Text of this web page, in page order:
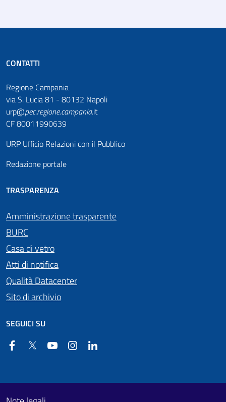
CONTATTI
Regione Campania
via S. Lucia 81 - 80132 Napoli
urp@pec.regione.campania.it
CF 80011990639
URP Ufficio Relazioni con il Pubblico
Redazione portale
TRASPARENZA
Amministrazione trasparente
BURC
Casa di vetro
Atti di notifica
Qualità Datacenter
Sito di archivio
SEGUICI SU
FacebookTwitter YouTube Instagram
Footer First
Useful links section